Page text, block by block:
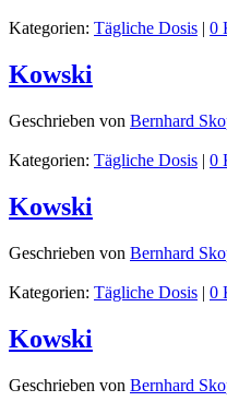
Kategorien: Tägliche Dosis | 0
Kowski
Geschrieben von Bernhard
Kategorien: Tägliche Dosis | 0
Kowski
Geschrieben von Bernhard
Kategorien: Tägliche Dosis | 0
Kowski
Geschrieben von Bernhard